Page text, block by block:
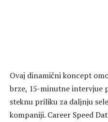
Ovaj dinamični koncept
brze, 15-minutne intervjue
steknu priliku za daljnju
kompaniji. Career Speed